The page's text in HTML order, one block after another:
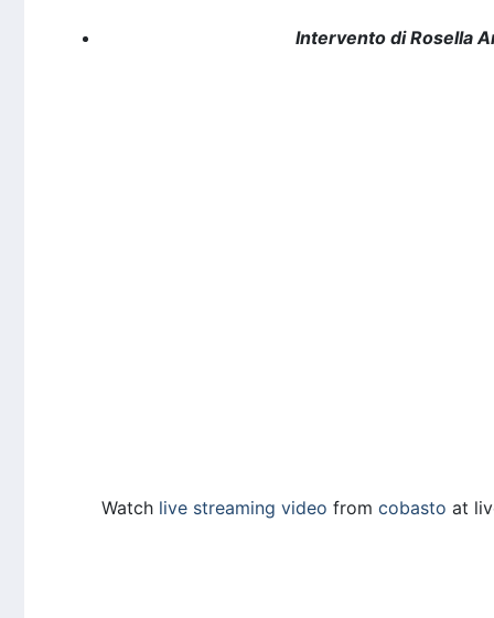
Intervento di Rosella
Watch live streaming video from cobasto at